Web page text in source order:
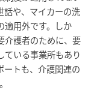
話や、マイカーの洗
適用外です。しか
介護者のために、要
ている事業所もあり
ートも、介護関連の